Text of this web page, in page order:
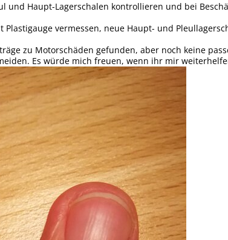
und Haupt-Lagerschalen kontrollieren und bei
Plastigauge vermessen, neue Haupt- und
zu Motorschäden gefunden, aber noch keine
Es würde mich freuen, wenn ihr mir